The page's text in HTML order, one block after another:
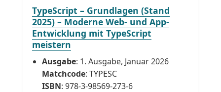
TypeScript – Grundlagen (Stand
2025) – Moderne Web- und App-
Entwicklung mit TypeScript
meistern
Ausgabe: 1. Ausgabe, Januar 2026
Matchcode: TYPESC
ISBN: 978-3-98569-273-6